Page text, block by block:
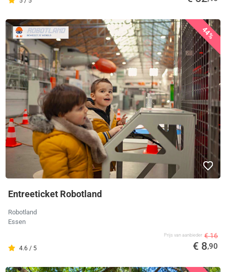
44%
Entreeticket Robotland
Robotland
Essen
4.6 / 5
Prijs van aanbieder € 16
€ 8,90